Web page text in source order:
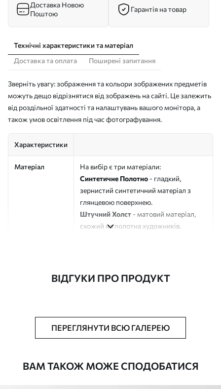
Доставка Новою
Поштою
Гарантія на товар
Технічні характеристики та матеріал
Доставка та оплата
Поширені запитання
Зверніть увагу: зображення та кольори зображених предметів
можуть дещо відрізнятися від зображень на сайті. Це залежить
від роздільної здатності та налаштувань вашого монітора, а
також умов освітлення під час фотографування.
Характеристики
Матеріал
На вибір є три матеріали:
Синтетичне Полотно - гладкий,
зернистий синтетичний матеріал з
глянцевою поверхнею.
Штучний Холст - матовий матеріал,
схожий на полотна художників.
Додатково Можна додати лакове покриття.
ВІДГУКИ ПРО ПРОДУКТ
ПЕРЕГЛЯНУТИ ВСЮ ГАЛЕРЕЮ
ВАМ ТАКОЖ МОЖЕ СПОДОБАТИСЯ